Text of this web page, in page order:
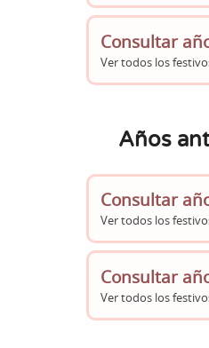
Consultar
Ver todos los
Años
Consultar
Ver todos los
Consultar
Ver todos los